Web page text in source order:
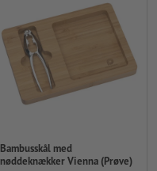
Bambusskål med
nøddeknækker Vienna (Prøve)